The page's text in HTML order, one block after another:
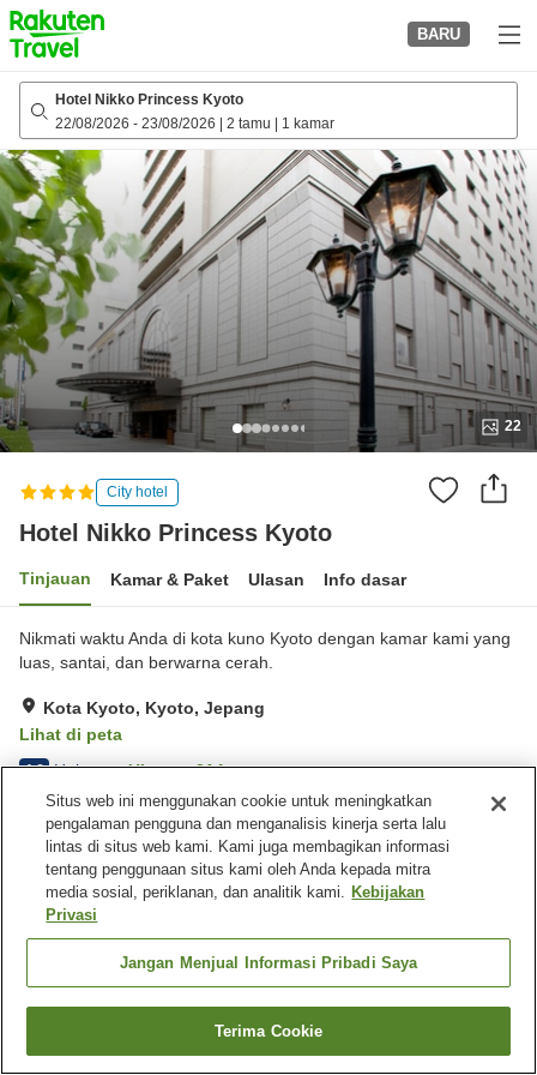
to
top
page
BARU
Hotel Nikko Princess Kyoto
22/08/2026 - 23/08/2026 2 tamu 1 kamar
22
City hotel
Hotel Nikko Princess Kyoto
Tinjauan Kamar & Paket Ulasan Info dasar
Nikmati waktu Anda di kota kuno Kyoto dengan kamar kami yang
luas, santai, dan berwarna cerah.
Kota Kyoto, Kyoto, Jepang
Lihat di peta
4.6 Hebat Ulasan:214
Fasilitas properti
Wi-Fi
Lima menit berjalan kaki ke
stasiun
Bar
Beranda Jepang Kyoto
Kota Kyoto
Hotel Nikko Princess Kyoto
Cari kamar
Situs web ini menggunakan cookie untuk meningkatkan
pengalaman pengguna dan menganalisis kinerja serta lalu
lintas di situs web kami. Kami juga membagikan informasi
tentang penggunaan situs kami oleh Anda kepada mitra
media sosial, periklanan, dan analitik kami. Kebijakan
Privasi
Jangan Menjual Informasi Pribadi Saya
Terima Cookie